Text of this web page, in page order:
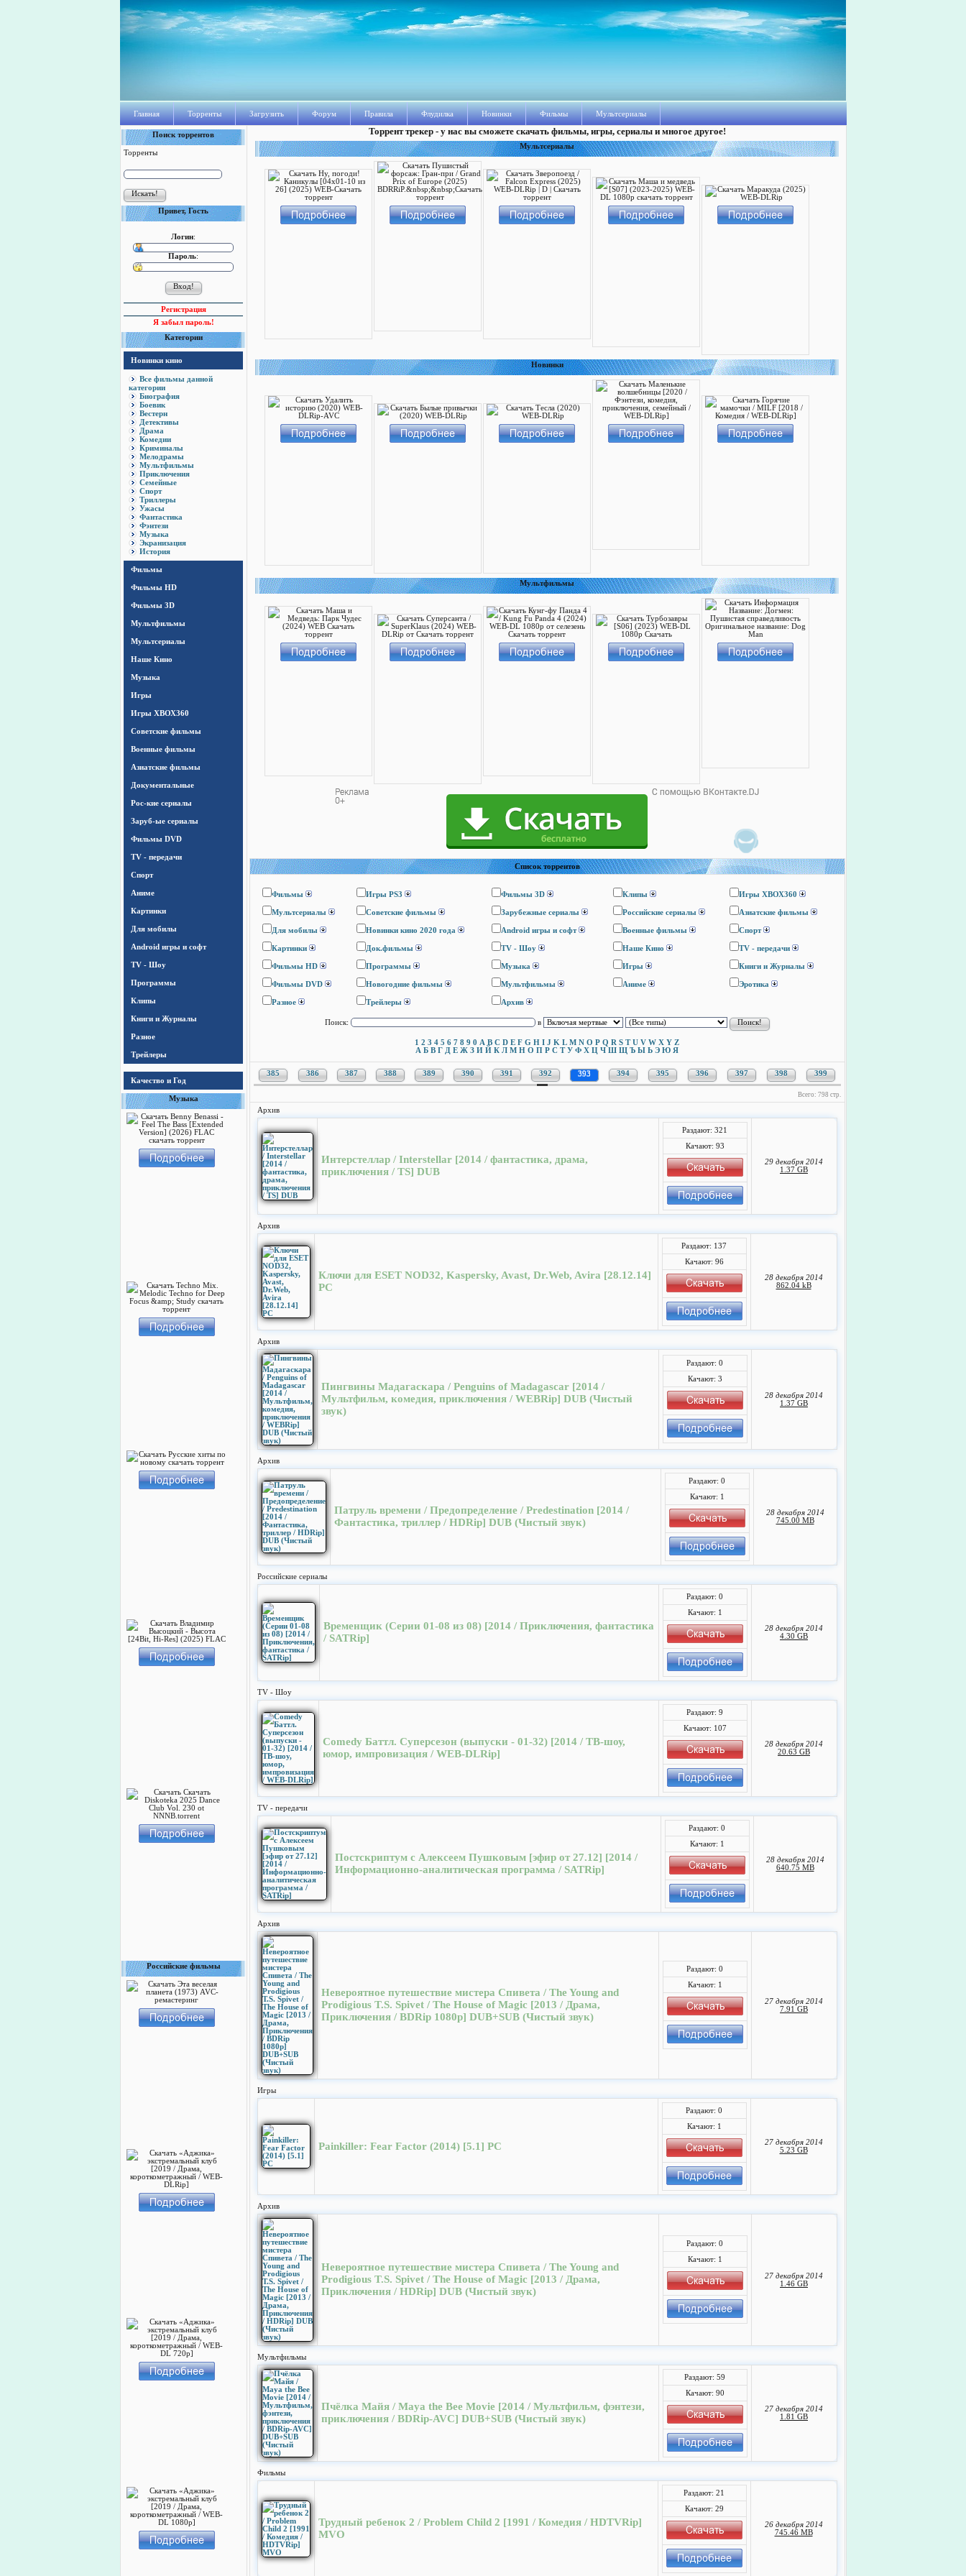
Главная Торренты Загрузить Форум Правила Флудилка Новинки Фильмы Мультсериалы
Поиск торрентов
Торренты
Привет, Гость
Логин:
Пароль:
Регистрация
Я забыл пароль!
Категории
Новинки кино
Все фильмы данной
категории
Биография
Боевик
Вестерн
Детективы
Драма
Комедии
Криминалы
Мелодрамы
Мультфильмы
Приключения
Семейные
Спорт
Триллеры
Ужасы
Фантастика
Фэнтези
Музыка
Экранизация
История
Фильмы
Фильмы HD
Фильмы 3D
Мультфильмы
Мультсериалы
Наше Кино
Музыка
Игры
Игры ХВОХ360
Cоветские фильмы
Военные фильмы
Азиатские фильмы
Документальные
Рос-кие сериалы
Заруб-ые сериалы
Фильмы DVD
TV - передачи
Спорт
Аниме
Картинки
Для мобилы
Android игры и софт
TV - Шоу
Программы
Клипы
Книги и Журналы
Разное
Трейлеры
Качество и Год
Музыка
Российские фильмы
Торрент трекер - у нас вы сможете скачать фильмы, игры, сериалы и многое другое!
Мультсериалы
Новинки
Мультфильмы
Список торрентов
Фильмы Игры PS3 Фильмы 3D Клипы Игры ХВОХ360
Мультсериалы Cоветские фильмы Зарубежные сериалы Российские сериалы Азиатские фильмы
Для мобилы Новинки кино 2020 года Android игры и софт Военные фильмы Спорт
Картинки Док.фильмы TV - Шоу Наше Кино TV - передачи
Фильмы HD Программы Музыка Игры Книги и Журналы
Фильмы DVD Новогодние фильмы Мультфильмы Аниме Эротика
Разное Трейлеры Архив
Поиск: в
1 2 3 4 5 6 7 8 9 0 A B C D E F G H I J K L M N O P Q R S T U V W X Y Z
А Б В Г Д Е Ж З И Й К Л М Н О П Р С Т У Ф Х Ц Ч Ш Щ Ъ Ы Ь Э Ю Я
385 386 387 388 389 390 391 392 393 394 395 396 397 398 399
Всего: 798 стр.
Архив
Интерстеллар / Interstellar [2014 / фантастика, драма,
приключения / TS] DUB
Раздают: 321
Качают: 93
29 декабря 2014
1.37 GB
Архив
Ключи для ESET NOD32, Kaspersky, Avast, Dr.Web, Avira [28.12.14]
PC
Раздают: 137
Качают: 96
28 декабря 2014
862.04 kB
Архив
Пингвины Мадагаскара / Penguins of Madagascar [2014 /
Мультфильм, комедия, приключения / WEBRip] DUB (Чистый
звук)
Раздают: 0
Качают: 3
28 декабря 2014
1.37 GB
Архив
Патруль времени / Предопределение / Predestination [2014 /
Фантастика, триллер / HDRip] DUB (Чистый звук)
Раздают: 0
Качают: 1
28 декабря 2014
745.00 MB
Российские сериалы
Временщик (Серии 01-08 из 08) [2014 / Приключения, фантастика
/ SATRip]
Раздают: 0
Качают: 1
28 декабря 2014
4.30 GB
TV - Шоу
Comedy Баттл. Суперсезон (выпуски - 01-32) [2014 / ТВ-шоу,
юмор, импровизация / WEB-DLRip]
Раздают: 9
Качают: 107
28 декабря 2014
20.63 GB
TV - передачи
Постскриптум с Алексеем Пушковым [эфир от 27.12] [2014 /
Информационно-аналитическая программа / SATRip]
Раздают: 0
Качают: 1
28 декабря 2014
640.75 MB
Архив
Невероятное путешествие мистера Спивета / The Young and
Prodigious T.S. Spivet / The House of Magic [2013 / Драма,
Приключения / BDRip 1080p] DUB+SUB (Чистый звук)
Раздают: 0
Качают: 1
27 декабря 2014
7.91 GB
Игры
Painkiller: Fear Factor (2014) [5.1] PC
Раздают: 0
Качают: 1
27 декабря 2014
5.23 GB
Архив
Невероятное путешествие мистера Спивета / The Young and
Prodigious T.S. Spivet / The House of Magic [2013 / Драма,
Приключения / HDRip] DUB (Чистый звук)
Раздают: 0
Качают: 1
27 декабря 2014
1.46 GB
Мультфильмы
Пчёлка Майя / Maya the Bee Movie [2014 / Мультфильм, фэнтези,
приключения / BDRip-AVC] DUB+SUB (Чистый звук)
Раздают: 59
Качают: 90
27 декабря 2014
1.81 GB
Фильмы
Трудный ребенок 2 / Problem Child 2 [1991 / Комедия / HDTVRip]
MVO
Раздают: 21
Качают: 29
26 декабря 2014
745.46 MB